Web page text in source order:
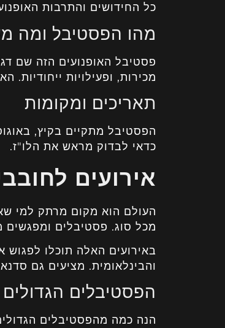
כל החידושים והתרבות
מהו הפסטיבל ומה
פסטיבל האופנועים הזה שם
מכירות, ופעילויות
תאריכים ומקומות
הפסטיבל מתקיים בקיץ,
כדאי לבדוק מראש את הלו"ז.
אירועים
העולם הוא מקום מרתק למי
מכל סוג. פסטיבלים ומפגשים
באירועים האלה תוכלו
והבינלאומית. מציעים גם
הפסטיבלים
הנה כמה מהפסטיבלים